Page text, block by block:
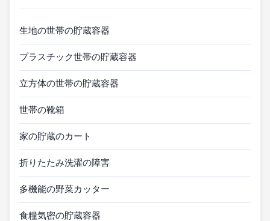
生地の世帯の貯蔵容器
プラスチック世帯の貯蔵容器
立方体の世帯の貯蔵容器
世帯の靴箱
家の貯蔵のカート
折りたたみ洗濯の障害
多機能の野菜カッター
食糧気密の貯蔵容器